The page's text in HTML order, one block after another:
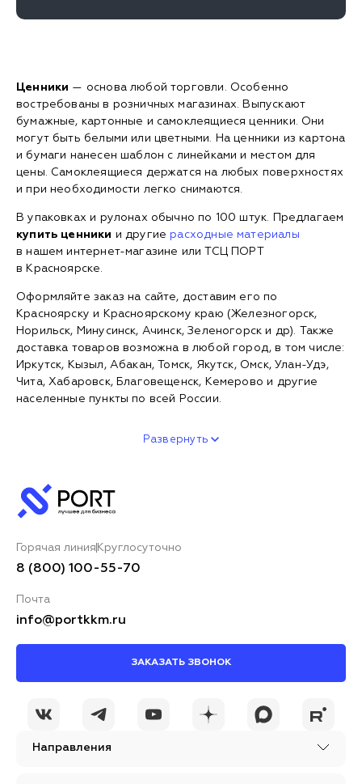
Ценники — основа любой торговли. Особенно
востребованы в розничных магазинах. Выпускают
бумажные, картонные и самоклеящиеся ценники. Они
могут быть белыми или цветными. На ценники из картона
и бумаги нанесен шаблон с линейками и местом для
цены. Самоклеящиеся держатся на любых поверхностях
и при необходимости легко снимаются.
В упаковках и рулонах обычно по 100 штук. Предлагаем
купить ценники и другие расходные материалы
в нашем интернет-магазине или ТСЦ ПОРТ
в Красноярске.
Оформляйте заказ на сайте, доставим его по
Красноярску и Красноярскому краю (Железногорск,
Норильск, Минусинск, Ачинск, Зеленогорск и др). Также
доставка товаров возможна в любой город, в том числе:
Иркутск, Кызыл, Абакан, Томск, Якутск, Омск, Улан-Удэ,
Чита, Хабаровск, Благовещенск, Кемерово и другие
населенные пункты по всей России.
Развернуть
Направления
Горячая линия Круглосуточно
8 (800) 100-55-70
Почта
info@portkkm.ru
ЗАКАЗАТЬ ЗВОНОК